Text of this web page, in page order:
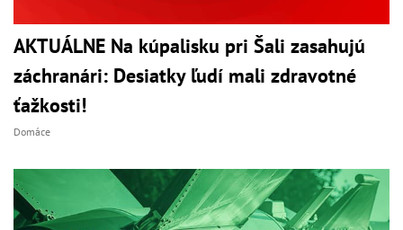
AKTUÁLNE Na kúpalisku pri Šali zasahujú
záchranári: Desiatky ľudí mali zdravotné
ťažkosti!
Domáce